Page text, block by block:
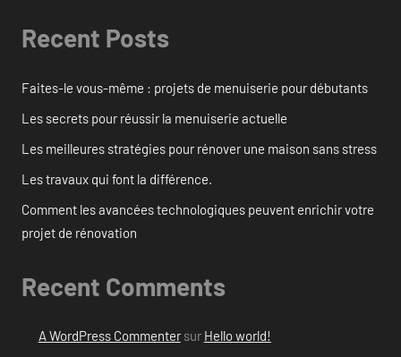
Recent Posts
Faites-le vous-même : projets de menuiserie pour débutants
Les secrets pour réussir la menuiserie actuelle
Les meilleures stratégies pour rénover une maison sans stress
Les travaux qui font la différence.
Comment les avancées technologiques peuvent enrichir votre
projet de rénovation
Recent Comments
A WordPress Commentersur Hello world!